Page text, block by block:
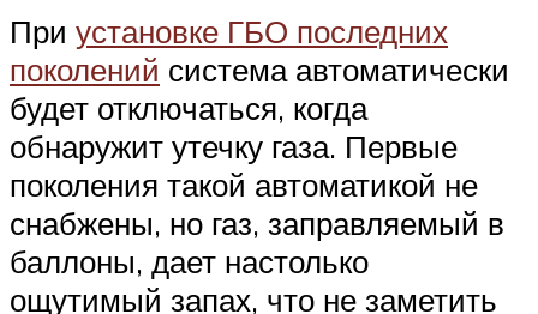
При установке ГБО последних
поколений система автоматически
будет отключаться, когда
обнаружит утечку газа. Первые
поколения такой автоматикой не
снабжены, но газ, заправляемый в
баллоны, дает настолько
ощутимый запах, что не заметить